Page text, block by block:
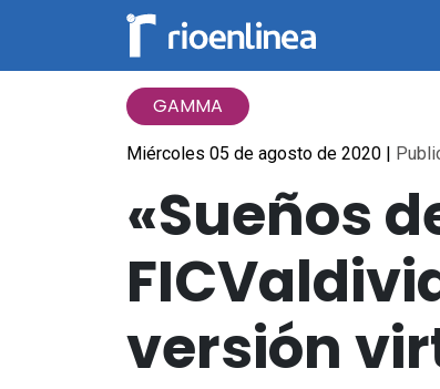
GAMMA
Miércoles 05 de agosto de 2020 |
«Sueños
versión